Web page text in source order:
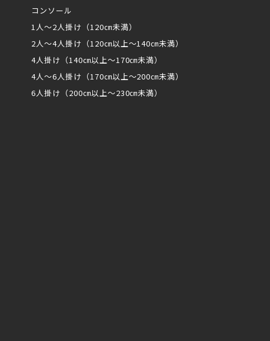
コンソール
1人～2人掛け（120㎝未満）
2人～4人掛け（120㎝以上～140㎝未満）
4人掛け（140㎝以上～170㎝未満）
4人～6人掛け（170㎝以上～200㎝未満）
6人掛け（200㎝以上～230㎝未満）